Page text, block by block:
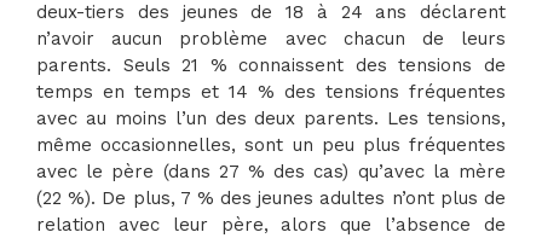
deux-tiers des jeunes de 18 à 24 ans déclarent
n’avoir aucun problème avec chacun de leurs
parents. Seuls 21 % connaissent des tensions de
temps en temps et 14 % des tensions fréquentes
avec au moins l’un des deux parents. Les tensions,
même occasionnelles, sont un peu plus fréquentes
avec le père (dans 27 % des cas) qu’avec la mère
(22 %). De plus, 7 % des jeunes adultes n’ont plus de
relation avec leur père, alors que l’absence de